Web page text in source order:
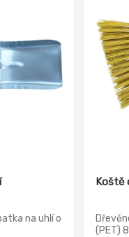
na uhlí o
Koště
(PET)